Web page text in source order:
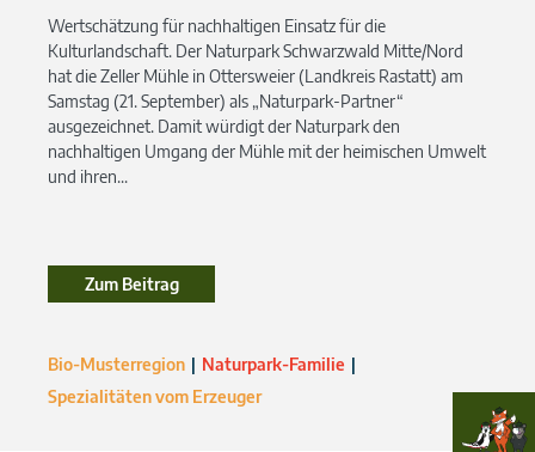
Wertschätzung für nachhaltigen Einsatz für die
Kulturlandschaft. Der Naturpark Schwarzwald Mitte/Nord
hat die Zeller Mühle in Ottersweier (Landkreis Rastatt) am
Samstag (21. September) als „Naturpark-Partner“
ausgezeichnet. Damit würdigt der Naturpark den
nachhaltigen Umgang der Mühle mit der heimischen Umwelt
und ihren...
Zum Beitrag
Bio-Musterregion
Naturpark-Familie
Spezialitäten vom Erzeuger